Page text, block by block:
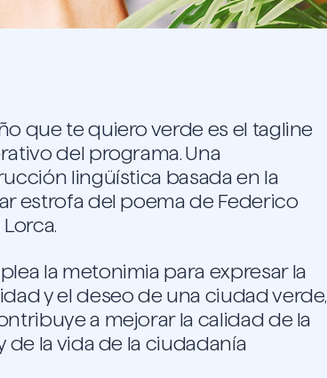
que te quiero verde es el tagline
del programa. Una
lingüística basada en la
estrofa del poema de Federico
la metonimia para expresar la
y el deseo de una ciudad verde,
a mejorar la calidad de la
de la vida de la ciudadanía